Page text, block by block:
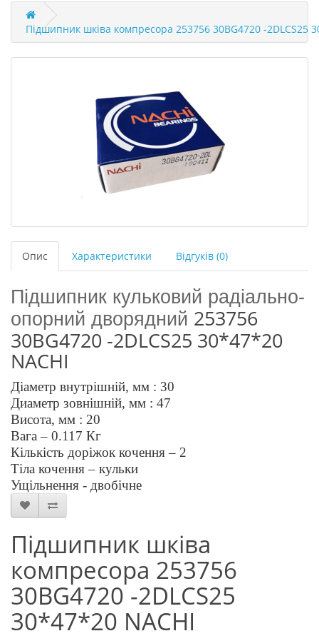
Підшипник шківа компресора 253756 30BG4720 -2DLCS25
Опис Характеристики Відгуків (0)
Підшипник кульковий радіально-
опорний дворядний 253756
30BG4720 -2DLCS25 30*47*20
NACHI
Діаметр внутрішній, мм : 30
Диаметр зовнішній, мм : 47
Висота, мм : 20
Вага – 0.117 Кг
Кількість доріжок кочення – 2
Тіла кочення – кульки
Ущільнення - двобічне
Підшипник шківа
компресора 253756
30BG4720 -2DLCS25
30*47*20 NACHI